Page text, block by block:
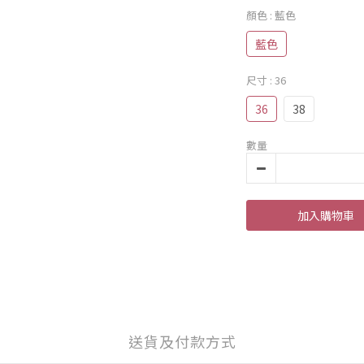
顏色 : 藍色
藍色
尺寸 : 36
36 38
數量
加入購物車
送貨及付款方式